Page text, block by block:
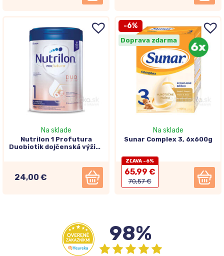
Na sklade
Nutrilon 1 Profutura
Duobiotik dojčenská výživa
24,00 €
-6%
Doprava zdarma
Na sklade
Sunar Complex 3, 6x600g
ZĽAVA -6%
65,99 €
70,57 €
98%